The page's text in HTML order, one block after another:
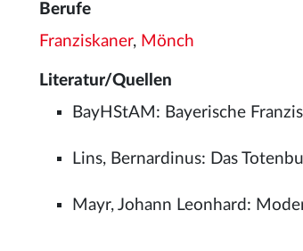
Berufe
Franziskaner, Mönch
Literatur/Quellen
BayHStAM: Bayerische
Lins, Bernardinus: Das
Mayr, Johann Leonhard: